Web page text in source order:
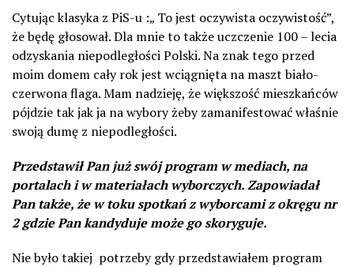
Cytując klasyka z PiS-u :„ To jest oczywista oczywistość”,
że będę głosował. Dla mnie to także uczczenie 100 – lecia
odzyskania niepodległości Polski. Na znak tego przed
moim domem cały rok jest wciągnięta na maszt biało-
czerwona flaga. Mam nadzieję, że większość mieszkańców
pójdzie tak jak ja na wybory żeby zamanifestować właśnie
swoją dumę z niepodległości.
Przedstawił Pan już swój program w mediach, na
portalach i w materiałach wyborczych. Zapowiadał
Pan także, że w toku spotkań z wyborcami z okręgu nr
2 gdzie Pan kandyduje może go skoryguje.
Nie było takiej potrzeby gdy przedstawiałem program